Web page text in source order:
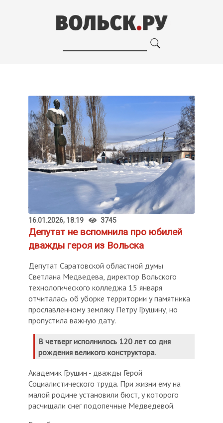
16.01.2026, 18:19 3745
Депутат не вспомнила про юбилей
дважды героя из Вольска
Депутат Саратовской областной думы
Светлана Медведева, директор Вольского
технологического колледжа 15 января
отчиталась об уборке территории у памятника
прославленному земляку Петру Грушину, но
пропустила важную дату.
В четверг исполнилось 120 лет со дня
рождения великого конструктора.
Академик Грушин - дважды Герой
Социалистического труда. При жизни ему на
малой родине установили бюст, у которого
расчищали снег подопечные Медведевой.